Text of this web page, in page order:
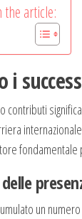
the article:
i
contributi
fondamentale
un